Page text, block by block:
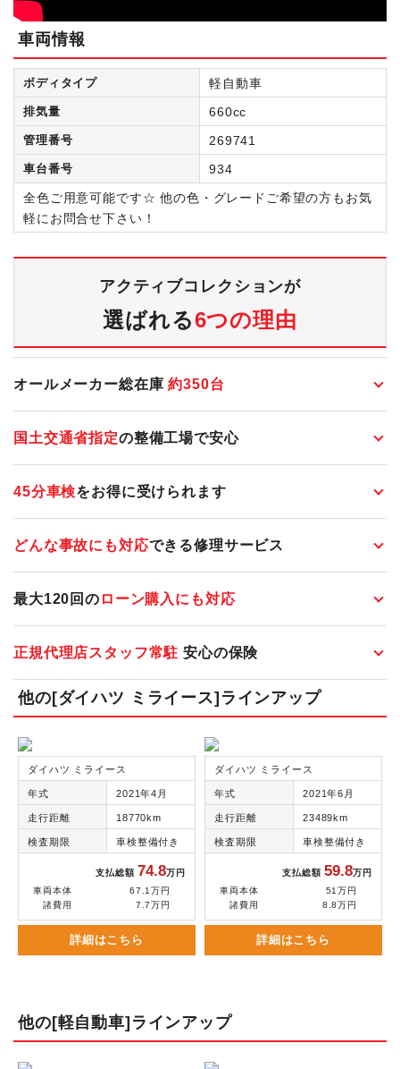
車両情報
ボディタイプ 軽自動車
排気量 660cc
管理番号 269741
車台番号
934
全色ご用意可能です☆ 他の色・グレードご希望の方もお気
軽にお問合せ下さい！
アクティブコレクションが
選ばれる6つの理由
オールメーカー総在庫約350台
国土交通省指定の整備工場で安心
45分車検をお得に受けられます
どんな事故にも対応できる修理サービス
最大120回の ローン購入にも対応
正規代理店スタッフ常駐 安心の保険
他の[ダイハツ ミライース]ラインアップ
ダイハツ ミライース
年式 2021年4月
走行距離 18770km
検査期限 車検整備付き
支払総額 74.8万円
車両本体
67.1万円
諸費用
7.7万円
詳細はこちら
ダイハツ ミライース
年式 2021年6月
走行距離 23489km
検査期限 車検整備付き
支払総額59.8万円
車両本体
51万円
諸費用
8.8万円
詳細はこちら
他の[軽自動車]ラインアップ